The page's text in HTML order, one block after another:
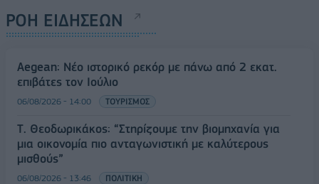
ΡΟΗ ΕΙΔΗΣΕΩΝ
Aegean: Νέο ιστορικό ρεκόρ με πάνω από 2 εκατ.
επιβάτες τον Ιούλιο
06/08/2026 - 14:00 ΤΟΥΡΙΣΜΟΣ
Τ. Θεοδωρικάκος: “Στηρίζουμε την βιομηχανία για
μια οικονομία πιο ανταγωνιστική με καλύτερους
μισθούς”
06/08/2026 - 13:46 ΠΟΛΙΤΙΚΗ